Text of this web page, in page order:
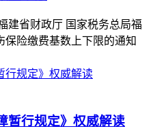
建省财政厅 国家税务总局福
保险缴费基数上下限的通知
暂行规定》权威解读